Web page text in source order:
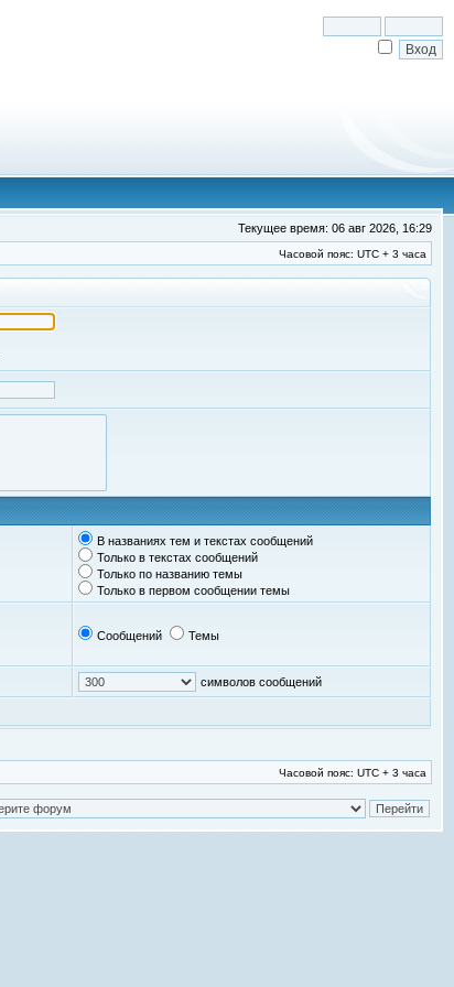
Текущее время: 06 авг 2026, 16:29
Часовой пояс: UTC + 3 часа
В названиях тем и текстах сообщений
Только в текстах сообщений
Только по названию темы
Только в первом сообщении темы
Сообщений Темы
символов сообщений
Часовой пояс: UTC + 3 часа